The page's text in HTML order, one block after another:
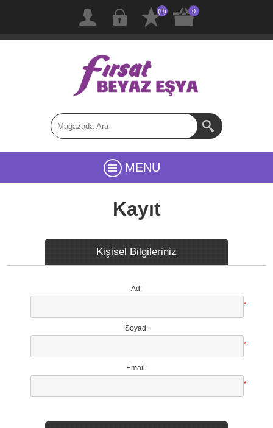
(0) 0
MENU
Kayıt
Kişisel Bilgileriniz
Ad:
*
Soyad:
*
Email:
*